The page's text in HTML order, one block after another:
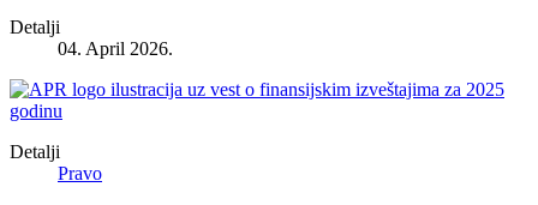
Detalji
04. April 2026.
Detalji
Pravo